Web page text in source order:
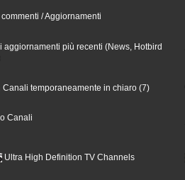
commenti / Aggiornamenti
aggiornamenti più recenti (News, Hotbird
Canali temporaneamente in chiaro (7)
Canali
Ultra High Definition TV Channels